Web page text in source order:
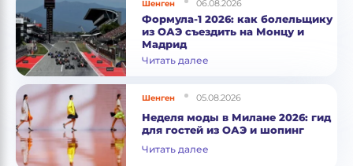
Шенген 06.08.2026
Формула-1 2026: как болельщику
из ОАЭ съездить на Монцу и
Мадрид
Читать далее
Шенген 05.08.2026
Неделя моды в Милане 2026: гид
для гостей из ОАЭ и шопинг
Читать далее